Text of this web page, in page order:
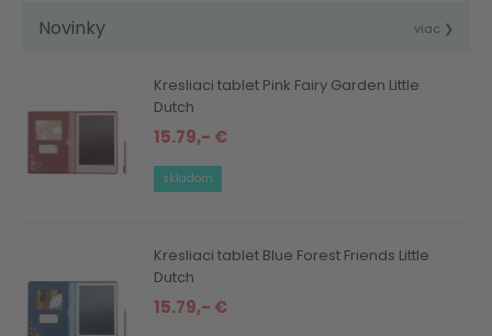
Novinky viac ❯
Kresliaci tablet Pink Fairy Garden Little
Dutch
15.79,- €
skladom
Kresliaci tablet Blue Forest Friends Little
Dutch
15.79,- €